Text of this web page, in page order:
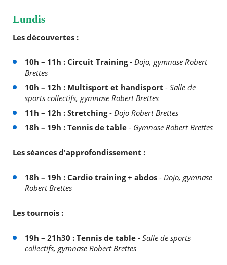
Lundis
Les découvertes :
10h – 11h : Circuit Training-Dojo, gymnase Robert
Brettes
10h – 12h : Multisport et handisport -Salle de
sports collectifs, gymnase Robert Brettes
11h – 12h : Stretching-Dojo Robert Brettes
18h – 19h : Tennis de table- Gymnase Robert Brettes
Les séances d'approfondissement :
18h – 19h : Cardio training + abdos-Dojo, gymnase
Robert Brettes
Les tournois :
19h – 21h30 : Tennis de table-Salle de sports
collectifs, gymnase Robert Brettes